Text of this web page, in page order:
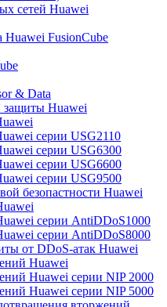
сетей Huawei
Huawei FusionCube
& Data
защиты Huawei
серии USG2110
серии USG6300
серии USG6600
серии USG9500
безопастности Huawei
серии AntiDDoS1000
серии AntiDDoS8000
от DDoS-атак Huawei
Huawei
Huawei серии NIP 2000
Huawei серии NIP 5000